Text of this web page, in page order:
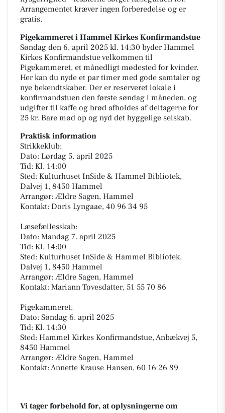
Arrangementet kræver ingen forberedelse og er
gratis.
Pigekammeret i Hammel Kirkes Konfirmandstue
Søndag den 6. april 2025 kl. 14:30 byder Hammel
Kirkes Konfirmandstue velkommen til
Pigekammeret, et månedligt mødested for kvinder.
Her kan du nyde et par timer med gode samtaler og
nye bekendtskaber. Der er reserveret lokale i
konfirmandstuen den første søndag i måneden, og
udgifter til kaffe og brød afholdes af deltagerne for
25 kr. Bare mød op og nyd det hyggelige selskab.
Praktisk information
Strikkeklub:
Dato: Lørdag 5. april 2025
Tid: Kl. 14:00
Sted: Kulturhuset InSide & Hammel Bibliotek,
Dalvej 1, 8450 Hammel
Arrangør: Ældre Sagen, Hammel
Kontakt: Doris Lyngaae, 40 96 34 95
Læsefællesskab:
Dato: Mandag 7. april 2025
Tid: Kl. 14:00
Sted: Kulturhuset InSide & Hammel Bibliotek,
Dalvej 1, 8450 Hammel
Arrangør: Ældre Sagen, Hammel
Kontakt: Mariann Tovesdatter, 51 55 70 86
Pigekammeret:
Dato: Søndag 6. april 2025
Tid: Kl. 14:30
Sted: Hammel Kirkes Konfirmandstue, Anbækvej 5,
8450 Hammel
Arrangør: Ældre Sagen, Hammel
Kontakt: Annette Krause Hansen, 60 16 26 89
Vi tager forbehold for, at oplysningerne om